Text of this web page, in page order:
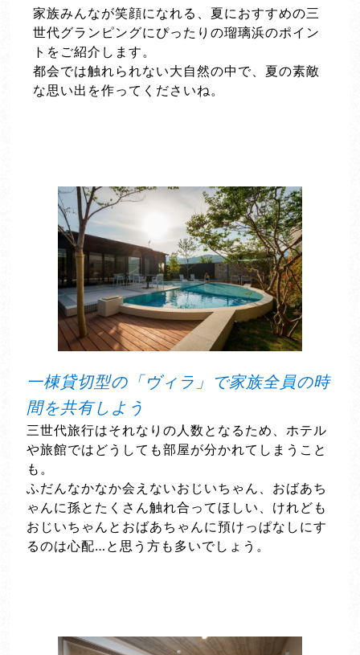
家族みんなが笑顔になれる、夏におすすめの三
世代グランピングにぴったりの瑠璃浜のポイン
トをご紹介します。
都会では触れられない大自然の中で、夏の素敵
な思い出を作ってくださいね。
一棟貸切型の「ヴィラ」で家族全員の時
間を共有しよう
三世代旅行はそれなりの人数となるため、ホテル
や旅館ではどうしても部屋が分かれてしまうこと
も。
ふだんなかなか会えないおじいちゃん、おばあち
ゃんに孫とたくさん触れ合ってほしい、けれども
おじいちゃんとおばあちゃんに預けっぱなしにす
るのは心配…と思う方も多いでしょう。